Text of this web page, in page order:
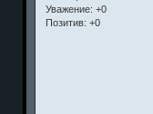
Уважение: +0
Позитив: +0